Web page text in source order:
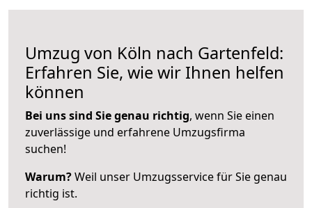
Umzug von Köln nach Gartenfeld:
Erfahren Sie, wie wir Ihnen helfen
können
Bei uns sind Sie genau richtig, wenn Sie einen
zuverlässige und erfahrene Umzugsfirma
suchen!
Warum?Weil unser Umzugsservice für Sie genau
richtig ist.